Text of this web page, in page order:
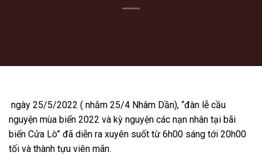
ngày 25/5/2022 ( nhằm 25/4 Nhâm Dần), “đàn lễ cầu
nguyện mùa biển 2022 và kỳ nguyện các nạn nhân tại bãi
biển Cửa Lò” đã diễn ra xuyên suốt từ 6h00 sáng tới 20h00
tối và thành tựu viên mãn.